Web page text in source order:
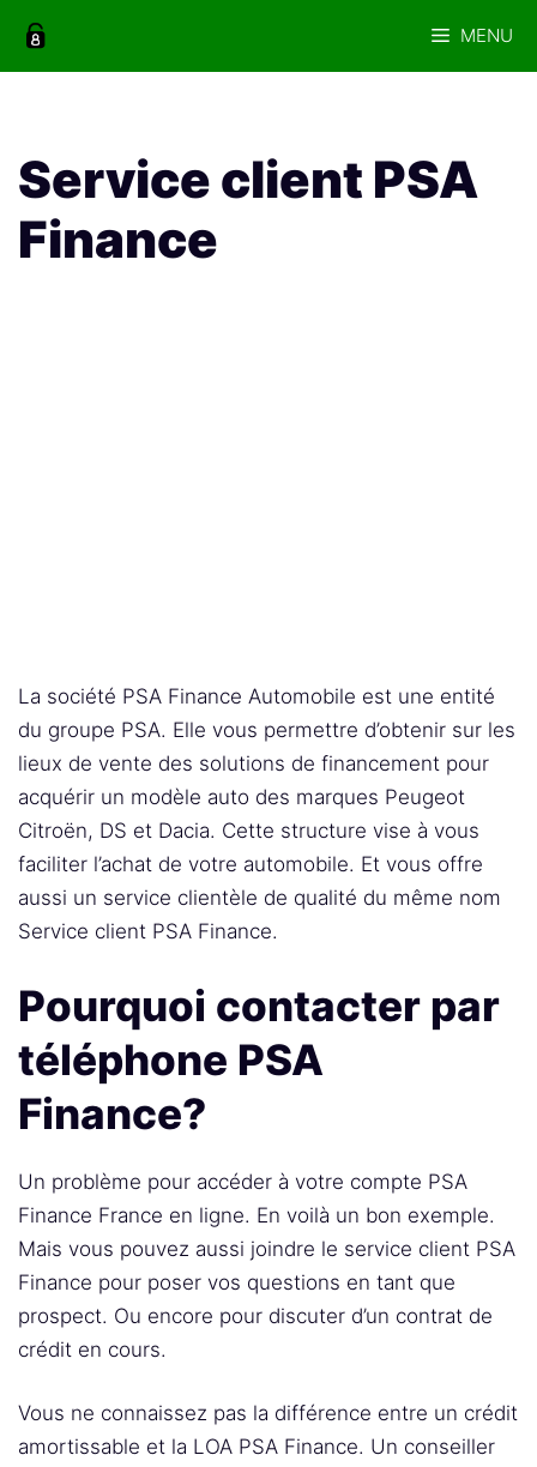
MENU
Service client PSA
Finance
La société PSA Finance Automobile est une entité
du groupe PSA. Elle vous permettre d’obtenir sur les
lieux de vente des solutions de financement pour
acquérir un modèle auto des marques Peugeot
Citroën, DS et Dacia. Cette structure vise à vous
faciliter l’achat de votre automobile. Et vous offre
aussi un service clientèle de qualité du même nom
Service client PSA Finance.
Pourquoi contacter par
téléphone PSA
Finance?
Un problème pour accéder à votre compte PSA
Finance France en ligne. En voilà un bon exemple.
Mais vous pouvez aussi joindre le service client PSA
Finance pour poser vos questions en tant que
prospect. Ou encore pour discuter d’un contrat de
crédit en cours.
Vous ne connaissez pas la différence entre un crédit
amortissable et la LOA PSA Finance. Un conseiller